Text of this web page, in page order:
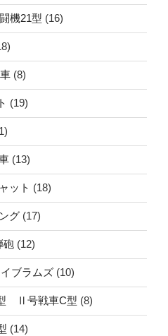
機21型 (16)
(8)
(19)
(13)
ット (18)
グ (17)
砲 (12)
ブラムズ (10)
Ⅱ号戦車C型 (8)
(14)